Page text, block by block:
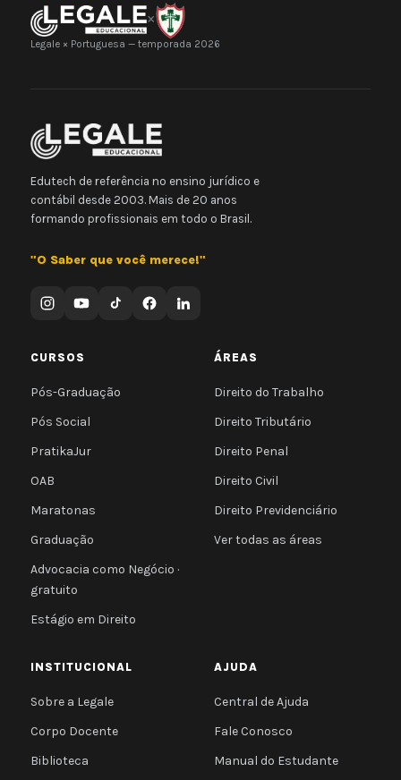
×
Legale × Portuguesa — temporada 2026
Edutech de referência no ensino jurídico e
contábil desde 2003. Mais de 20 anos
formando profissionais em todo o Brasil.
"O Saber que você merece!"
CURSOS
Pós-Graduação
Pós Social
PratikaJur
OAB
Maratonas
Graduação
Advocacia como Negócio ·
gratuito
Estágio em Direito
ÁREAS
Direito do Trabalho
Direito Tributário
Direito Penal
Direito Civil
Direito Previdenciário
Ver todas as áreas
INSTITUCIONAL
Sobre a Legale
Corpo Docente
Biblioteca
AJUDA
Central de Ajuda
Fale Conosco
Manual do Estudante